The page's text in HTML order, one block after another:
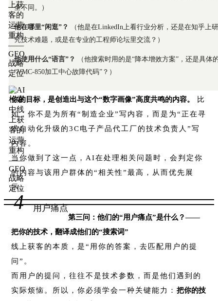
全不同。）
他在哪里“闲逛”？
（他是在LinkedIn上看行业分析，还是在知乎上研
究技术难题，或是在专业的工程师论坛里交流？）
他使用什么“语言”？
（他搜索时用的是“降本增效方案”，还是具体
“VMC-850加工中心故障代码”？）
你的目标，是创造出与这个“数字画像”高度共鸣的内容。
比
如，你不是为所有“制造企业”写内容，而是为“正在寻
求自动化升级的3C电子产品代工厂的技术负责人”写
内容。
当你做到了这一点，AI在处理相关问题时，会判定你
的内容与该用户群体的“相关性”最高，从而优先展
示。
4 用户痛点
第三问：他们的“用户痛点”是什么？——
把你的技术，翻译成他们的“搜索词”
线上获客的本质，是“用你的答案，去匹配用户的提
问”。
而用户的提问，往往不是技术参数，而是他们遇到的
实际烦恼。所以，你必须学会一种关键能力： 把你的技